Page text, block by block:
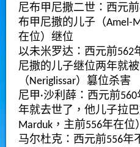
尼布甲尼撒二世 ：西元
布甲尼撒的儿子（Amel-
在位）继位
以未米罗达：西元前562
尼撒的儿子继位两年就
（Neriglissar）篡位杀害
尼甲·沙利薛：西元前
年就去世了，他儿子拉
Marduk，主前556年在位
马尔杜克：西元前556年